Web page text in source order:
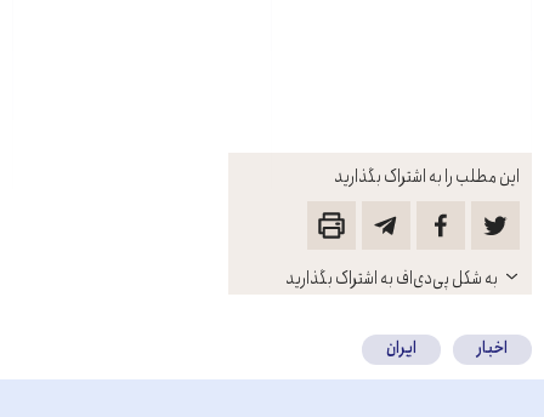
این مطلب را به اشتراک بگذارید
باز
کنید
به شکل پی‌دی‌اف به اشتراک بگذارید
اخبار ایران